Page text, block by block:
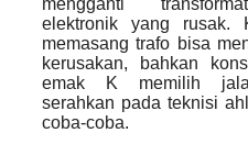
mengganti
elektronik yang rusak.
memasang trafo bisa
kerusakan, bahkan
emak K memilih
serahkan pada teknisi
coba-coba.